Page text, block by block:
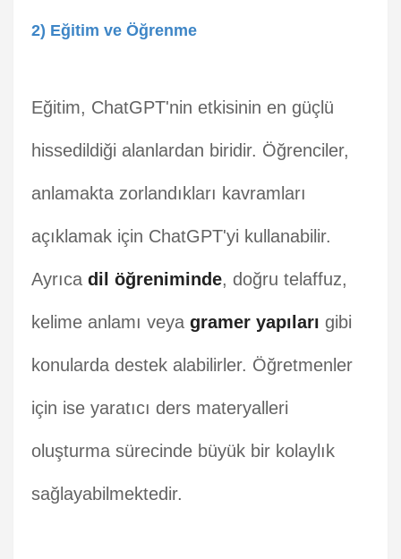
2) Eğitim ve Öğrenme
Eğitim, ChatGPT'nin etkisinin en güçlü
hissedildiği alanlardan biridir. Öğrenciler,
anlamakta zorlandıkları kavramları
açıklamak için ChatGPT'yi kullanabilir.
Ayrıca dil öğreniminde, doğru telaffuz,
kelime anlamı veya gramer yapıları gibi
konularda destek alabilirler. Öğretmenler
için ise yaratıcı ders materyalleri
oluşturma sürecinde büyük bir kolaylık
sağlayabilmektedir.